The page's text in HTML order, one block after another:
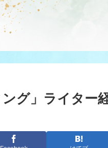
ング」ライタ